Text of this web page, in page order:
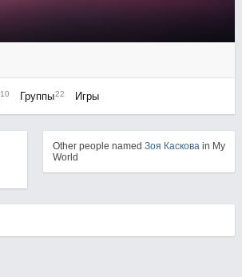
10 Группы22 Игры
Other people named Зоя Касковаin My
World